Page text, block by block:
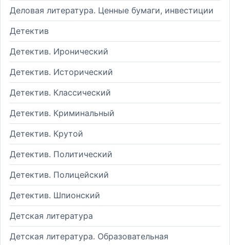
Деловая литература. Ценные бумаги, инвестиции
Детектив
Детектив. Иронический
Детектив. Исторический
Детектив. Классический
Детектив. Криминальный
Детектив. Крутой
Детектив. Политический
Детектив. Полицейский
Детектив. Шпионский
Детская литература
Детская литература. Образовательная